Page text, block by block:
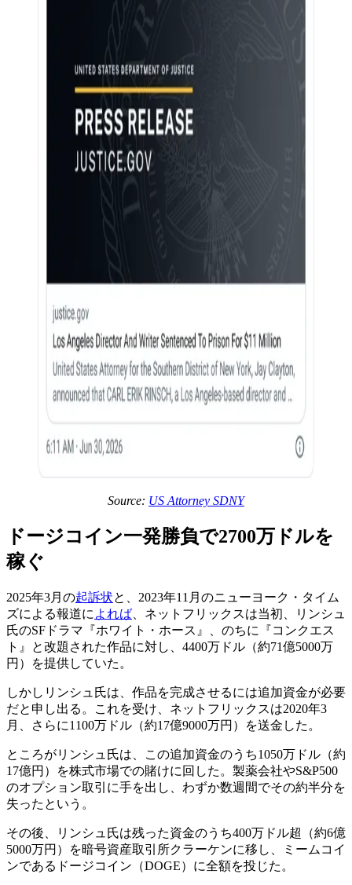
Source: US Attorney SDNY
ドージコイン一発勝負で2700万ドルを
稼ぐ
2025年3月の起訴状と、2023年11月のニューヨーク・タイム
ズによる報道に よれば 、ネットフリックスは当初、リンシュ
氏のSFドラマ『ホワイト・ホース』、のちに『コンクエス
ト』と改題された作品に対し、4400万ドル（約71億5000万
円）を提供していた。
しかしリンシュ氏は、作品を完成させるには追加資金が必要
だと申し出る。これを受け、ネットフリックスは2020年3
月、さらに1100万ドル（約17億9000万円）を送金した。
ところがリンシュ氏は、この追加資金のうち1050万ドル（約
17億円）を株式市場での賭けに回した。製薬会社やS&P500
のオプション取引に手を出し、わずか数週間でその約半分を
失ったという。
その後、リンシュ氏は残った資金のうち400万ドル超（約6億
5000万円）を暗号資産取引所クラーケンに移し、ミームコイ
ンであるドージコイン（DOGE）に全額を投じた。